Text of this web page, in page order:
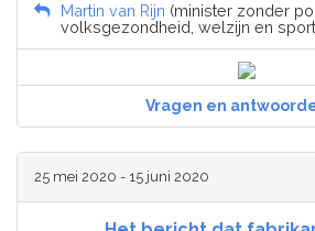
Martin van Rijn (minister zonder
volksgezondheid, welzijn en
Vragen en
25 mei 2020 - 15 juni 2020